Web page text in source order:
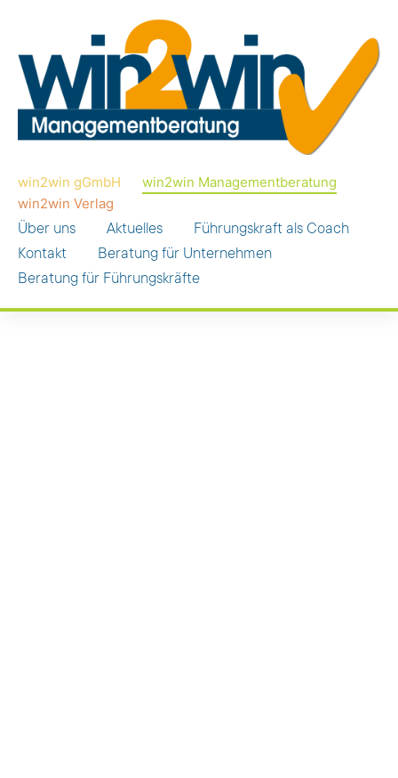
win2win gGmbH
win2win Managementberatung
win2win Verlag
Über uns Aktuelles
Führungskraft als Coach
Kontakt
Beratung für Unternehmen
Beratung für Führungskräfte